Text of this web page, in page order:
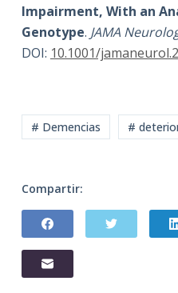
Impairment, With an
Genotype. JAMA
DOI: 10.1001/
# Demencias #
Compartir: